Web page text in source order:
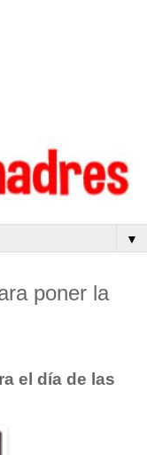
▼
poner la
el día de las